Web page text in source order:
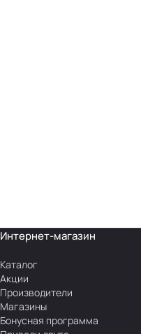
Интернет-магазин
Каталог
Акции
Производители
Магазины
Бонусная программа